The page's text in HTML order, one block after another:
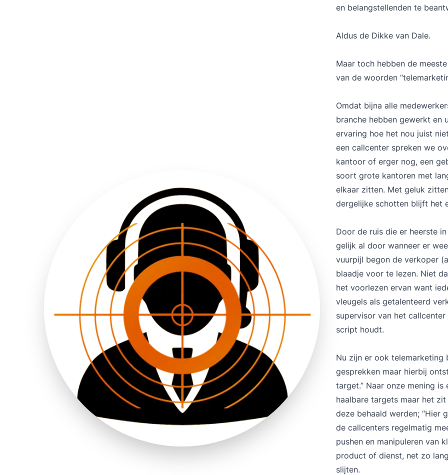
en belangstellenden te
Aldus de Dikke van Dale.
Maar toch hebben de
van de woorden
Omdat bijna alle
branche hebben gewerkt en
ervaring hoe het nou juist
een callcenter spreken we
kantoor of erger nog, een
soort grote kantoren met
elkaar zitten. Met geluk
dergelijke schotten blijft het
Door de ruis die er heerste
gelijk al door wanneer er
vuurpijl begon de verkoper
blaadje voor te lezen. Niet
het voorlezen ervan want
vleugels als getalenteerd
supervisor van het
script houdt.
Nu zijn er ook telemarketing
gesprekken maar hierbij
target.” Naar onze mening
haalbare targets maar het
deze behaald werden; “Hier
de callcenters regelmatig
pushen en manipuleren van
product of dienst, net zo
slijten.